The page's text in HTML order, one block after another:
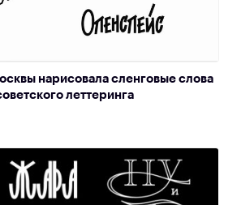
нарисовала сленговые слова
леттеринга